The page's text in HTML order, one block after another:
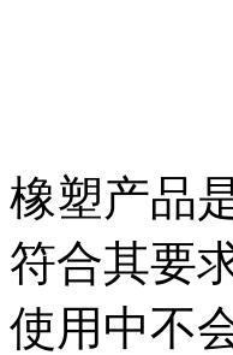
橡塑产品
符合其要
使用中不